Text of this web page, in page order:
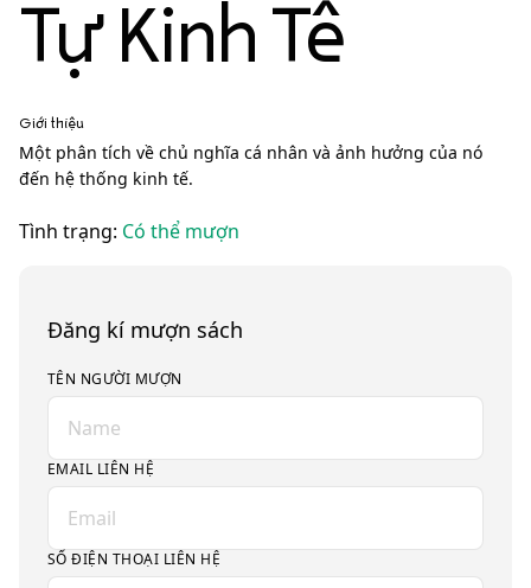
Tự Kinh Tế
Giới thiệu
Một phân tích về chủ nghĩa cá nhân và ảnh hưởng của nó
đến hệ thống kinh tế.
Tình trạng: Có thể mượn
Đăng kí mượn sách
TÊN NGƯỜI MƯỢN
EMAIL LIÊN HỆ
SỐ ĐIỆN THOẠI LIÊN HỆ